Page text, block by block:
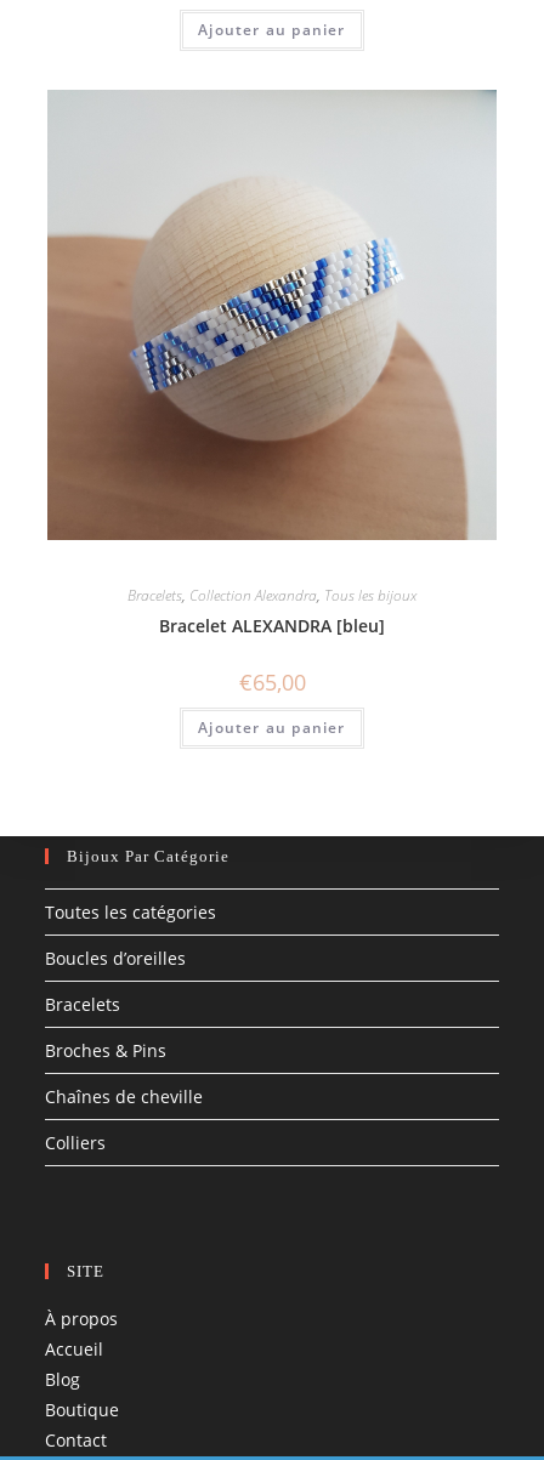
Ajouter au panier
Bracelets, Collection Alexandra, Tous les bijoux
Bracelet ALEXANDRA [bleu]
€65,00
Ajouter au panier
Bijoux Par Catégorie
Toutes les catégories
Boucles d’oreilles
Bracelets
Broches & Pins
Chaînes de cheville
Colliers
SITE
À propos
Accueil
Blog
Boutique
Contact